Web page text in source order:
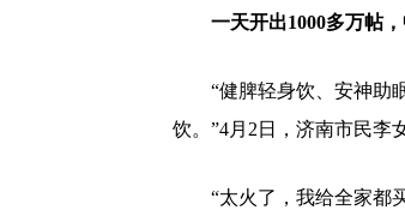
一天开出1000多万帖
“健脾轻身饮、安神
饮。”4月2日，济南市民李
“太火了，我给全家都